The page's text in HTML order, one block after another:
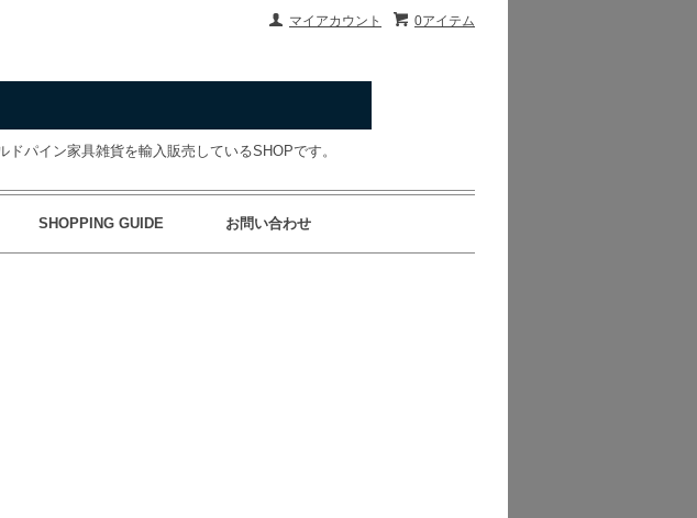
0アイテム
マイアカウント
パイン家具雑貨を輸入販売しているSHOPです。
SHOPPING GUIDE お問い合わせ